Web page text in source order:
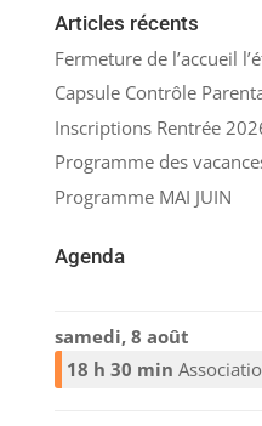
Articles récents
Fermeture de l’accueil
Capsule Contrôle
Inscriptions Rentrée
Programme des
Programme MAI JUIN
Agenda
samedi, 8 août
18 h 30 min